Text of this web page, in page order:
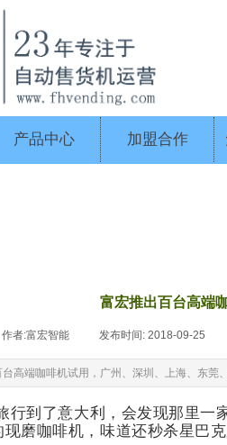
产品中心 加盟合作
富宏推出百台高端
作者:富宏智能 发布时间: 2018-09-25
高端咖啡机试用，广州、深圳、上海、东莞
行到了意大利，会发现那里一
现磨咖啡机，味道还秒杀星巴克